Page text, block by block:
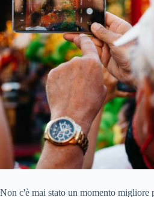
Non c'è mai stato un momento migliore